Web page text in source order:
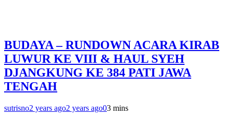
BUDAYA – RUNDOWN ACARA KIRAB
LUWUR KE VIII & HAUL SYEH
DJANGKUNG KE 384 PATI JAWA
TENGAH
sutrisno2 years ago2 years ago03 mins